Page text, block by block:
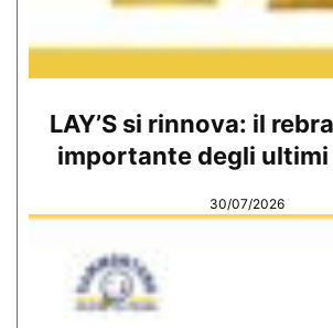
LAY’S si rinnova: il
importante degli ultimi
30/07/2026